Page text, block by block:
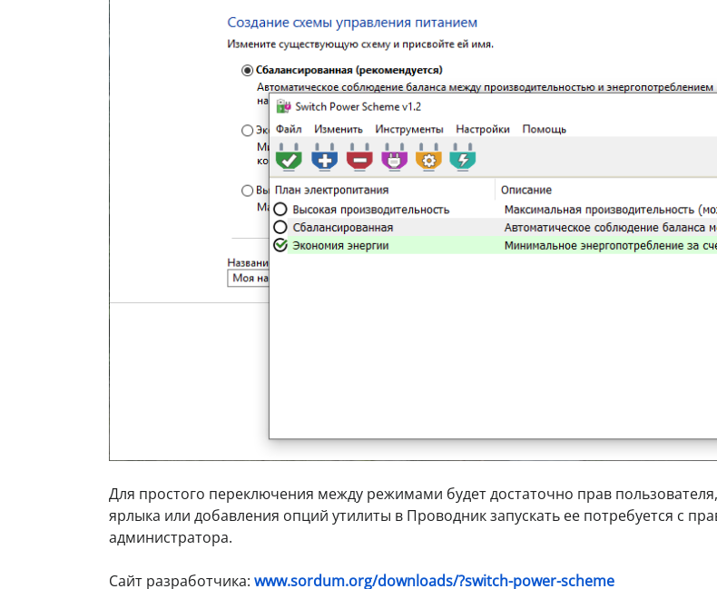
Для простого переключения между режимами будет достаточно прав
ярлыка или добавления опций утилиты в Проводник запускать ее потребуется с
администратора.
Сайт разработчика: www.sordum.org/downloads/?switch-power-scheme